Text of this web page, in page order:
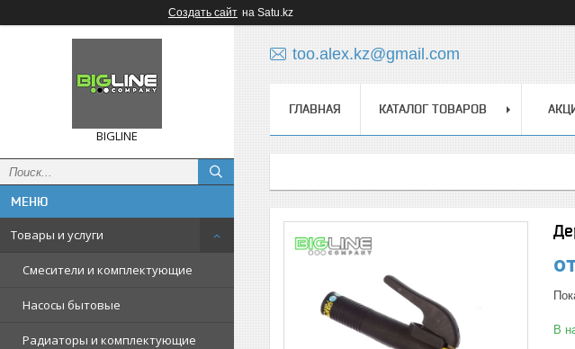
Создать сайт на Satu.kz
BIGLINE
Товары и услуги
Смесители и комплектующие
Насосы бытовые
Радиаторы и комплектующие
too.alex.kz@gmail.com
ГЛАВНАЯ КАТАЛОГ ТОВАРОВ
В